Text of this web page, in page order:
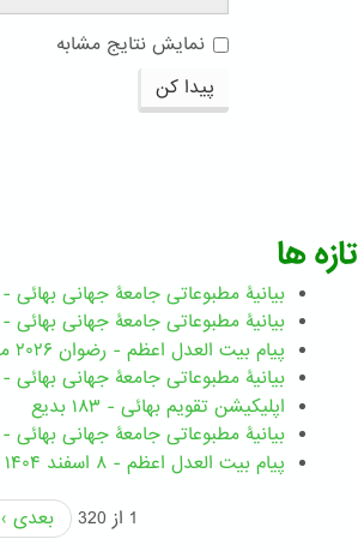
نمایش نتایج مشابه
پیدا کن
تازه ها
بیانیۀ مطبوعاتی جامعۀ جهانی بهائی - ۱۶ تیر ۱۴۰۵
بیانیۀ مطبوعاتی جامعۀ جهانی بهائی - ۸ اردیبهشت ۱۴۰۵
پیام بیت العدل اعظم - رضوان ۲۰۲۶ میلادی (۱۸۳بدیع)
بیانیۀ مطبوعاتی جامعۀ جهانی بهائی - ۱۹ فروردین ۱۴۰۵
اپلیکیشن تقویم بهائی - ۱۸۳ بدیع
بیانیۀ مطبوعاتی جامعۀ جهانی بهائی - ۴ فروردین ۱۴۰۵
پیام بیت العدل اعظم - ۸ اسفند ۱۴۰۴
1 از 320
بعدی ›